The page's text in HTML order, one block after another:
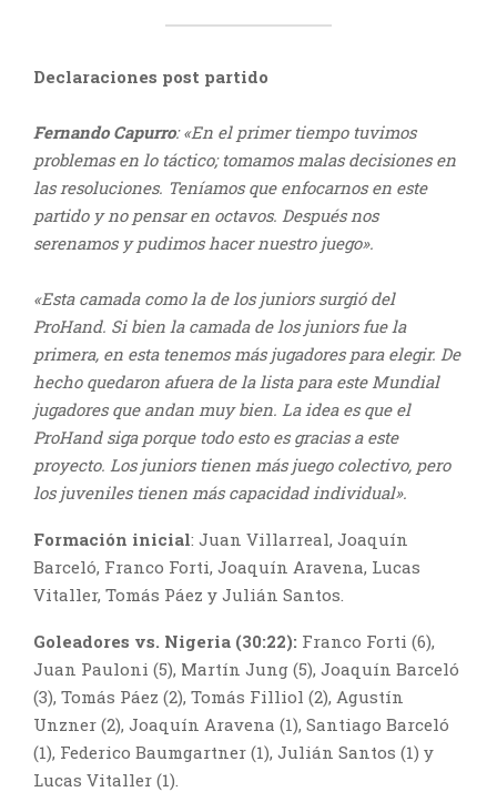
Declaraciones post partido
Fernando Capurro: «En el primer tiempo tuvimos
problemas en lo táctico; tomamos malas decisiones en
las resoluciones. Teníamos que enfocarnos en este
partido y no pensar en octavos. Después nos
serenamos y pudimos hacer nuestro juego».
«Esta camada como la de los juniors surgió del
ProHand. Si bien la camada de los juniors fue la
primera, en esta tenemos más jugadores para elegir. De
hecho quedaron afuera de la lista para este Mundial
jugadores que andan muy bien. La idea es que el
ProHand siga porque todo esto es gracias a este
proyecto. Los juniors tienen más juego colectivo, pero
los juveniles tienen más capacidad individual».
Formación inicial: Juan Villarreal, Joaquín
Barceló, Franco Forti, Joaquín Aravena, Lucas
Vitaller, Tomás Páez y Julián Santos.
Goleadores vs. Nigeria (30:22): Franco Forti (6),
Juan Pauloni (5), Martín Jung (5), Joaquín Barceló
(3), Tomás Páez (2), Tomás Filliol (2), Agustín
Unzner (2), Joaquín Aravena (1), Santiago Barceló
(1), Federico Baumgartner (1), Julián Santos (1) y
Lucas Vitaller (1).